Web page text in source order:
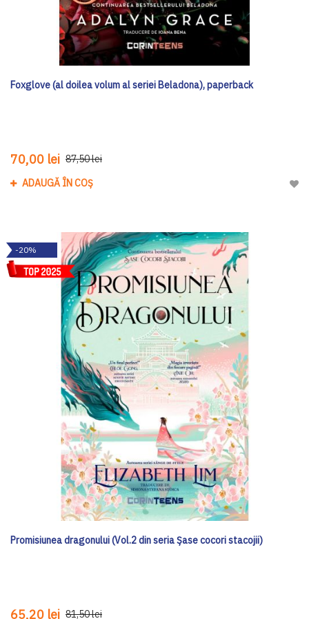
Foxglove (al doilea volum al seriei Beladona), paperback
70,00 lei 87,50 lei
ADAUGĂ ÎN COȘ
-20%
Promisiunea dragonului (Vol.2 din seria Șase cocori stacojii)
65,20 lei 81,50 lei